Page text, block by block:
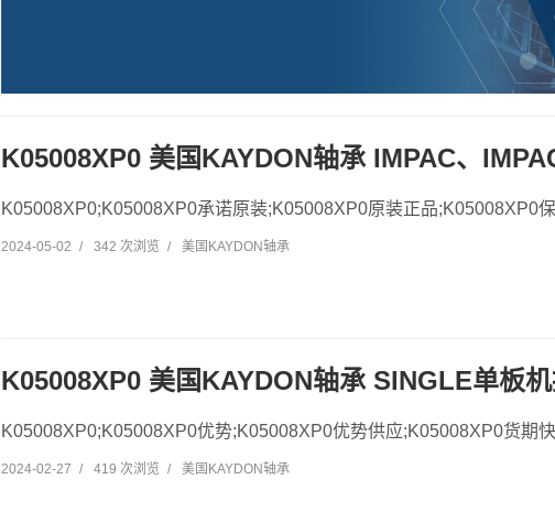
K05008XP0 美国KAYDON轴承 IMPAC、
K05008XP0;K05008XP0承诺原装;K05008XP0原装正品;K05008XP0
2024-05-02 / 342 次浏览 / 美国KAYDON轴承
K05008XP0 美国KAYDON轴承 SINGLE单板
K05008XP0;K05008XP0优势;K05008XP0优势供应;K05008XP0货期
2024-02-27 / 419 次浏览 / 美国KAYDON轴承